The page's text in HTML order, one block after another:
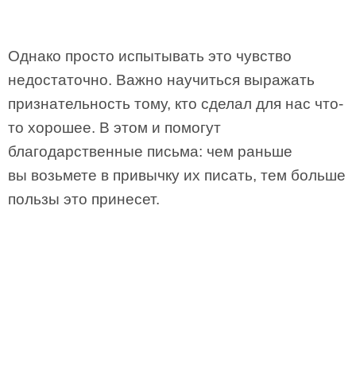
Однако просто испытывать это чувство
недостаточно. Важно научиться выражать
признательность тому, кто сделал для нас что-
то хорошее. В этом и помогут
благодарственные письма: чем раньше
вы возьмете в привычку их писать, тем больше
пользы это принесет.